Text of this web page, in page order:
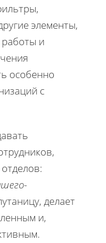
элементы,
и
особенно
с
делает
и,